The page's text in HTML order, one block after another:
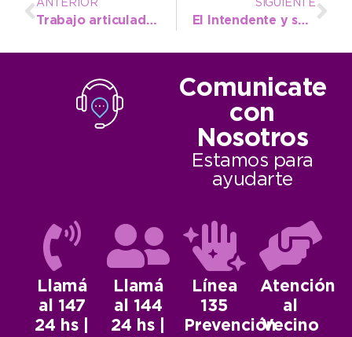
ANTERIOR
Trabajo articulado del Municipio ante las intensas lluvias en el distrito
SIGUIENTE
El Intendente y su equipo coordinan tareas ante la continuidad del alerta meteorológico en el distrito
Comunicate
con
Nosotros
Estamos para
ayudarte
Llamá
al 147
24 hs |
Llamá
al 144
24 hs |
Línea
135
Prevención
Atención
al
Vecino